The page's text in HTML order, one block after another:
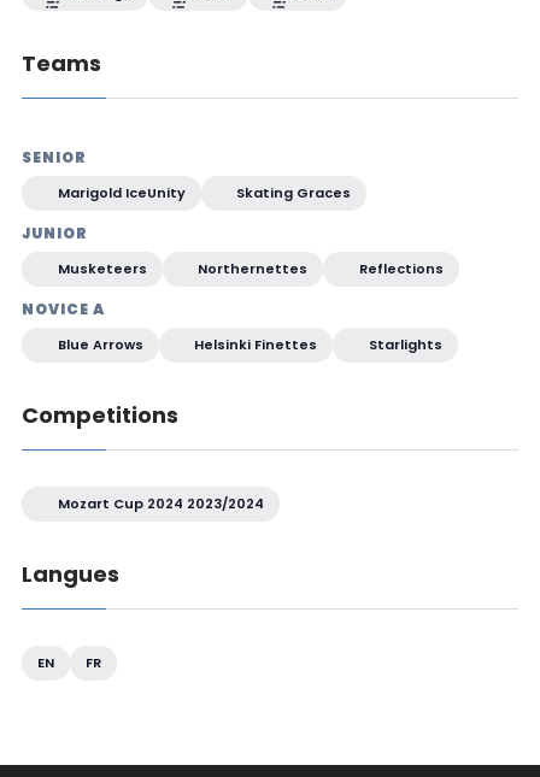
Teams
SENIOR
Marigold IceUnity Skating Graces
JUNIOR
Musketeers Northernettes Reflections
NOVICE A
Blue Arrows Helsinki Finettes Starlights
Competitions
Mozart Cup 2024 2023/2024
Langues
EN FR